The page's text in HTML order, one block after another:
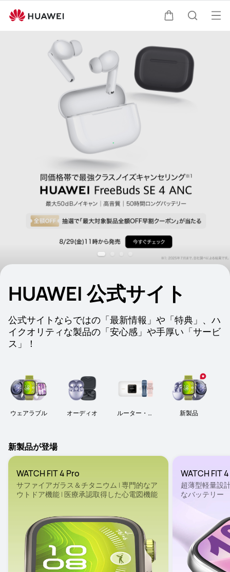
オ
HUAWEI 公式サイト
公式サイトならではの「最新情報」や「特典」、ハ
イクオリティな製品の「安心感」や手厚い「サービ
ス」！
ウェアラブル オーディオ
ルーター・周
新製品
新製品が登場
WATCH FIT 4 Pro
サファイアガラス＆チタニウム | 専門的なア
ウトドア機能 | 医療承認取得した心電図機能
超薄型軽量設
なバッテリー